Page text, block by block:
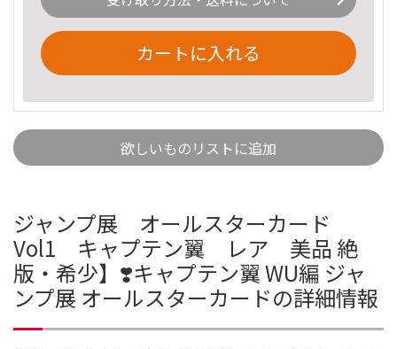
カートに入れる
欲しいものリストに追加
ジャンプ展 オールスターカード
Vol1 キャプテン翼 レア 美品 絶
版・希少】❣️キャプテン翼 WU編 ジャ
ンプ展 オールスターカードの詳細情報